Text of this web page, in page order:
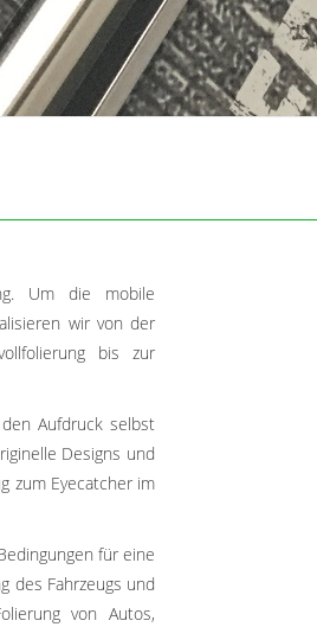
Um die mobile
wir von der
bis zur
Aufdruck selbst
Designs und
zum Eyecatcher im
für eine
des Fahrzeugs und
von Autos,